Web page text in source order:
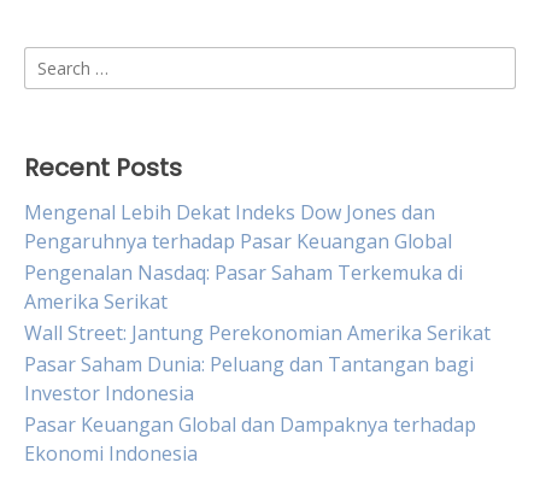
Search
for:
Recent Posts
Mengenal Lebih Dekat Indeks Dow Jones dan
Pengaruhnya terhadap Pasar Keuangan Global
Pengenalan Nasdaq: Pasar Saham Terkemuka di
Amerika Serikat
Wall Street: Jantung Perekonomian Amerika Serikat
Pasar Saham Dunia: Peluang dan Tantangan bagi
Investor Indonesia
Pasar Keuangan Global dan Dampaknya terhadap
Ekonomi Indonesia